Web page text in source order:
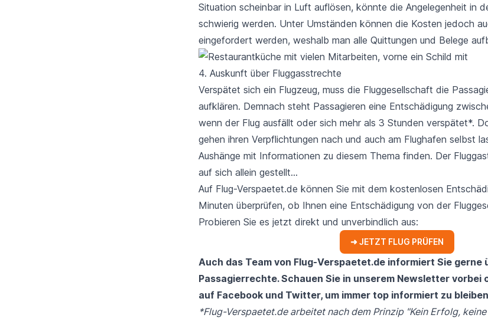
Situation scheinbar in Luft auflösen, könnte die Angelegenheit in
schwierig werden. Unter Umständen können die Kosten jedoch
eingefordert werden, weshalb man alle Quittungen und Belege
4. Auskunft über Fluggasstrechte
Verspätet sich ein Flugzeug, muss die Fluggesellschaft die
aufklären. Demnach steht Passagieren eine Entschädigung
wenn der Flug ausfällt oder sich mehr als 3 Stunden verspätet*.
gehen ihren Verpflichtungen nach und auch am Flughafen selbst
Aushänge mit Informationen zu diesem Thema finden. Der
auf sich allein gestellt...
Auf Flug-Verspaetet.de können Sie mit dem kostenlosen
Minuten überprüfen, ob Ihnen eine Entschädigung von der
Probieren Sie es jetzt direkt und unverbindlich aus:
➜ JETZT FLUG PRÜFEN
Auch das Team von Flug-Verspaetet.de informiert Sie gerne
Passagierrechte. Schauen Sie in unserem Newsletter vorbei
auf Facebook und Twitter, um immer top informiert zu
*Flug-Verspaetet.de arbeitet nach dem Prinzip "Kein Erfolg,